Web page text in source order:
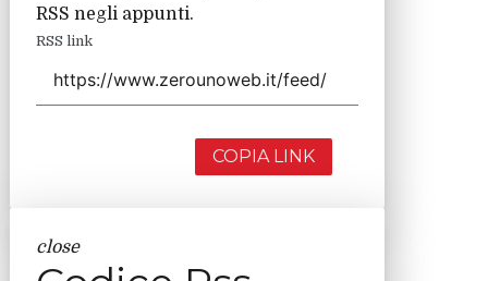
RSS negli appunti.
RSS link
COPIA LINK
close